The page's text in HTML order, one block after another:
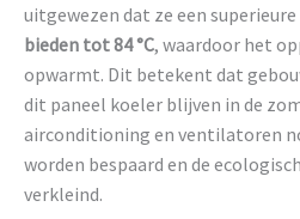
uitgewezen dat ze een superieure
bieden tot 84 °C, waardoor het
opwarmt. Dit betekent dat
dit paneel koeler blijven in de
airconditioning en ventilatoren
worden bespaard en de
verkleind.